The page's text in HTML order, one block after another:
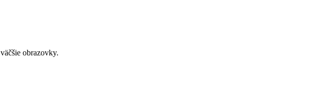
obrazovky.